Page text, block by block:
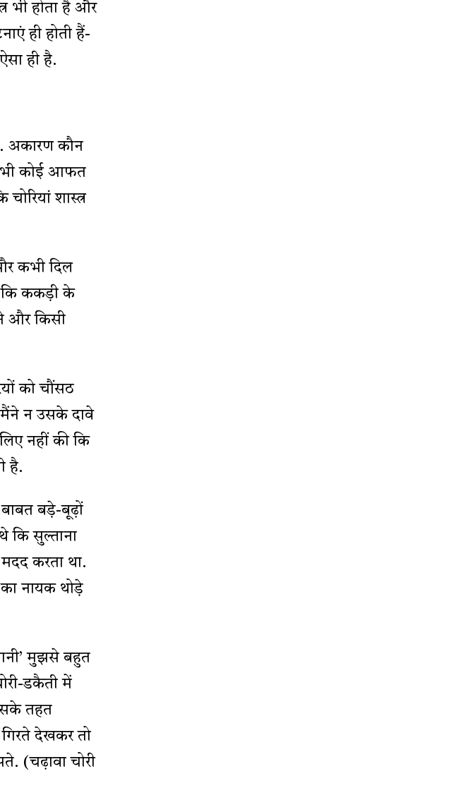
भी होता है और
ही होती हैं-
ही है.
अकारण कौन
कोई आफत
शास्त्र
कभी दिल
कि ककड़ी के
और किसी
को चौंसठ
मैंने न उसके दावे
नहीं की कि
है.
बड़े-बूढ़ों
कि सुल्ताना
मदद करता था.
नायक थोड़े
मुझसे बहुत
डकैती में
तहत
देखकर तो
(चढ़ावा चोरी